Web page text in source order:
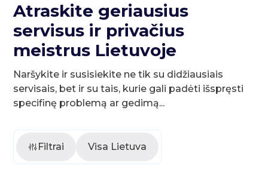
Atraskite geriausius
servisus ir privačius
meistrus Lietuvoje
Naršykite ir susisiekite ne tik su didžiausiais
servisais, bet ir su tais, kurie gali padėti išspręsti
specifinę problemą ar gedimą...
Filtrai Visa Lietuva